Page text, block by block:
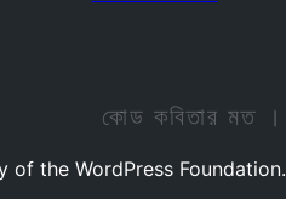
কোড কবিতার মত ।
the WordPress Foundation.